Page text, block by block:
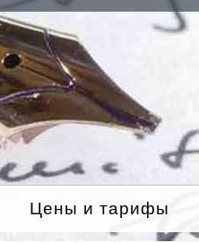
Цены и тарифы